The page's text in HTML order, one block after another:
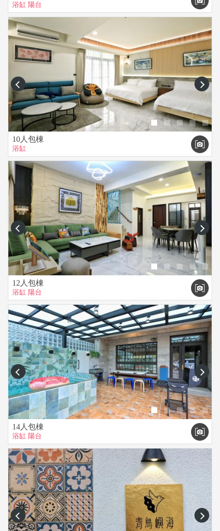
浴缸 陽台
prev next
10人包棟
浴缸
prev next
12人包棟
浴缸 陽台
prev next
14人包棟
浴缸 陽台
prev next